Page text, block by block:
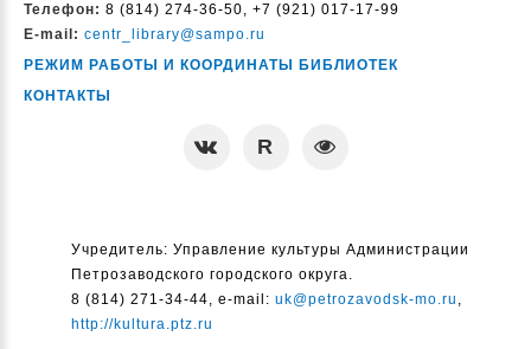
Телефон: 8 (814) 274-36-50, +7 (921) 017-17-99
E-mail: centr_library@sampo.ru
РЕЖИМ РАБОТЫ И КООРДИНАТЫ БИБЛИОТЕК
КОНТАКТЫ
Учредитель: Управление культуры Администрации
Петрозаводского городского округа.
8 (814) 271-34-44, e-mail: uk@petrozavodsk-mo.ru ,
http://kultura.ptz.ru